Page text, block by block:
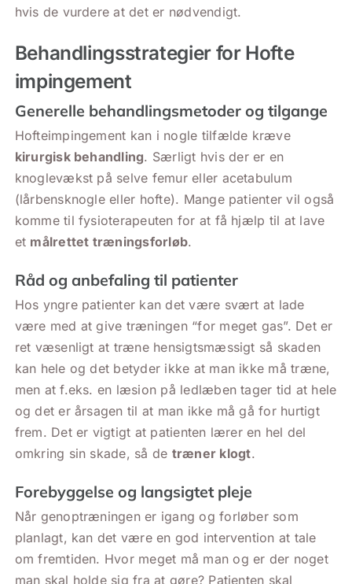
hvis de vurdere at det er nødvendigt.
Behandlingsstrategier for Hofte
impingement
Generelle behandlingsmetoder og tilgange
Hofteimpingement kan i nogle tilfælde kræve
kirurgisk behandling. Særligt hvis der er en
knoglevækst på selve femur eller acetabulum
(lårbensknogle eller hofte). Mange patienter vil også
komme til fysioterapeuten for at få hjælp til at lave
et målrettet træningsforløb.
Råd og anbefaling til patienter
Hos yngre patienter kan det være svært at lade
være med at give træningen “for meget gas”. Det er
ret væsenligt at træne hensigtsmæssigt så skaden
kan hele og det betyder ikke at man ikke må træne,
men at f.eks. en læsion på ledlæben tager tid at hele
og det er årsagen til at man ikke må gå for hurtigt
frem. Det er vigtigt at patienten lærer en hel del
omkring sin skade, så de træner klogt.
Forebyggelse og langsigtet pleje
Når genoptræningen er igang og forløber som
planlagt, kan det være en god intervention at tale
om fremtiden. Hvor meget må man og er der noget
man skal holde sig fra at gøre? Patienten skal